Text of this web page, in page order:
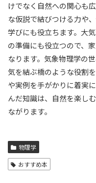
けでなく自然への関心も
な仮説で結びつける力や
学びにも役立ちます。大
の準備にも役立つので、
なります。気象物理学の
気を結ぶ橋のような役割
や実例を手がかりに着実
んだ知識は、自然を楽し
ながります。
物理学
おすすめ本